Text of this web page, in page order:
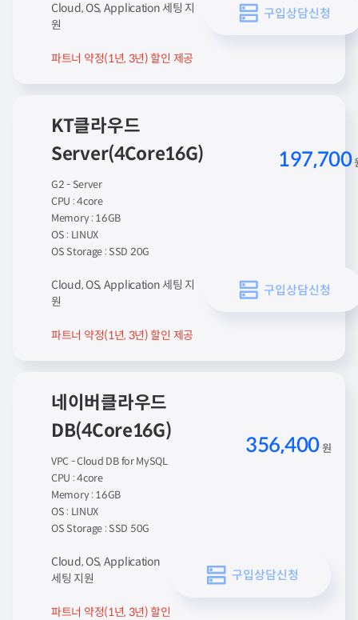
Cloud, OS, Application 세팅 지
원
파트너 약정(1년, 3년) 할인 제공
구입상담신청
KT클라우드
Server(4Core16G)
G2 - Server
CPU : 4core
Memory : 16GB
OS : LINUX
OS Storage : SSD 20G
Cloud, OS, Application 세팅 지
원
파트너 약정(1년, 3년) 할인 제공
197,700
구입상담신청
네이버클라우드
DB(4Core16G)
VPC - Cloud DB for MySQL
CPU : 4core
Memory : 16GB
OS : LINUX
OS Storage : SSD 50G
Cloud, OS, Application
세팅 지원
파트너 약정(1년, 3년) 할인
356,400원
구입상담신청